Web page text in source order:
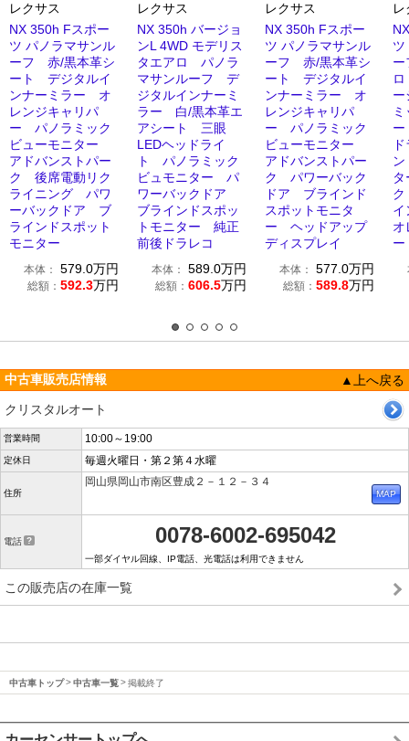
レクサス
NX 350h Fスポー
ツ パノラマサンル
ーフ 赤/黒本革シ
ート デジタルイ
ンナーミラー オ
レンジキャリパ
ー パノラミック
ビューモニター
アドバンストパー
ク 後席電動リク
ライニング パワ
ーバックドア ブ
ラインドスポット
モニター
本体： 579.0万円
総額： 592.3万円
レクサス
NX 350h バージョ
ンL 4WD モデリス
タエアロ パノラ
マサンルーフ デ
ジタルインナーミ
ラー 白/黒本革エ
アシート 三眼
LEDヘッドライ
ト パノラミック
ビュモニター パ
ワーバックドア
ブラインドスポッ
トモニター 純正
前後ドラレコ
本体： 589.0万円
総額： 606.5万円
レクサス
NX 350h Fスポー
ツ パノラマサンル
ーフ 赤/黒本革シ
ート デジタルイ
ンナーミラー オ
レンジキャリパ
ー パノラミック
ビューモニター
アドバンストパー
ク パワーバック
ドア ブラインド
スポットモニタ
ー ヘッドアップ
ディスプレイ
本体： 577.0万円
総額： 589.8万円
ツ
オ
ー
中古車販売店情報
▲上へ戻る
クリスタルオート
営業時間 10:00～19:00
定休日 毎週火曜日・第２第４水曜
住所
岡山県岡山市南区豊成２－１２－３４
電話 0078-6002-695042
一部ダイヤル回線、IP電話、光電話は利用できません
この販売店の在庫一覧
中古車トップ 中古車一覧 掲載終了